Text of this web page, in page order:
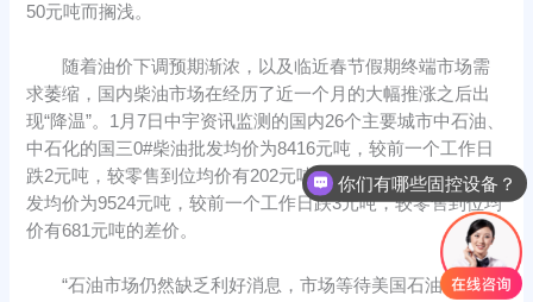
50元吨而搁浅。
随着油价下调预期渐浓，以及临近春节假期终端市场需
求萎缩，国内柴油市场在经历了近一个月的大幅推涨之后出
现“降温”。1月7日中宇资讯监测的国内26个主要城市中石油、
中石化的国三0#柴油批发均价为8416元吨，较前一个工作日
跌2元吨，较零售到位均价有202元吨的差价；国四93#汽油批
发均价为9524元吨，较前一个工作日跌3元吨，较零售到位均
价有681元吨的差价。
“石油市场仍然缺乏利好消息，市场等待美国石油学会和
你们有哪些固控设备？